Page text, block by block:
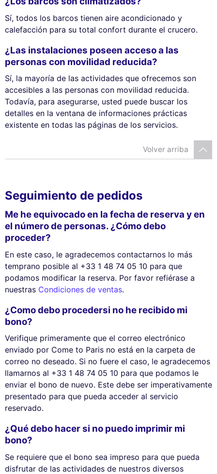
Sí, todos los barcos tienen aire acondicionado y
calefacción para su total confort durante el crucero.
¿Las instalaciones poseen acceso a las
personas con movilidad reducida?
Sí, la mayoría de las actividades que ofrecemos son
accesibles a las personas con movilidad reducida.
Todavía, para asegurarse, usted puede buscar los
detalles en la ventana de informaciones prácticas
existente en todas las páginas de los servicios.
Volver arriba
Seguimiento de pedidos
Me he equivocado en la fecha de reserva y en
el número de personas. ¿Cómo debo
proceder?
En este caso, le agradecemos contactarnos lo más
temprano posible al +33 1 48 74 05 10 para que
podamos modificar la reserva. Por favor refiérase a
nuestras Condiciones de ventas.
¿Como debo procedersi no he recibido mi
bono?
Verifique primeramente que el correo electrónico
enviado por Come to Paris no está en la carpeta de
correo no deseado. Si no fuere el caso, le agradecemos
llamarnos al +33 1 48 74 05 10 para que podamos le
enviar el bono de nuevo. Este debe ser imperativamente
presentado para que pueda acceder al servicio
reservado.
¿Qué debo hacer si no puedo imprimir mi
bono?
Se requiere que el bono sea impreso para que pueda
disfrutar de las actividades de nuestros diversos